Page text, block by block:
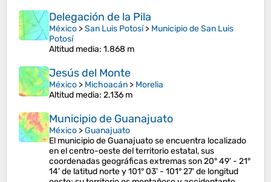
Delegación de la Pila
México >San Luis Potosí> Municipio de San Luis
Potosí
Altitud media: 1.868 m
Jesús del Monte
México > Michoacán > Morelia
Altitud media: 2.136 m
Municipio de Guanajuato
México >Guanajuato
El municipio de Guanajuato se encuentra localizado
en el centro-oeste del territorio estatal, sus
coordenadas geográficas extremas son 20° 49' - 21°
14' de latitud norte y 101° 03' - 101° 27' de longitud